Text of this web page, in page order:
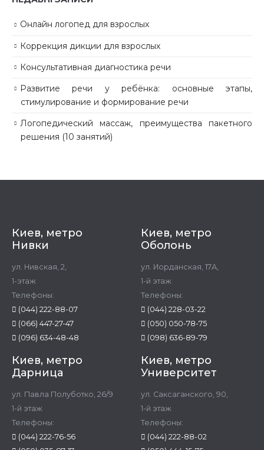
Онлайн логопед для взрослых
Коррекция дикции для взрослых
Консультативная диагностика речи
Развитие речи у ребёнка: основные этапы,
стимулирование и формирование речи
Логопедический массаж, преимущества пакетного
решения (10 занятий)
Киев, метро
Нивки
ул. Нивская, 2,
1-этаж
Телефоны:
(044) 222-88-07
(066) 447-27-47
(096) 634-48-48
Киев, метро
Оболонь
ул. Иорданская, 17А,
1-й этаж
Телефоны:
(044) 228-03-22
(050) 050-78-75
(098) 636-89-79
Киев, метро
Дарница
ул. Павла Полуботко, 26/9
1-й этаж
Телефоны:
(044) 222-76-56
Киев, метро
Университет
ул. Саксаганского, 90,
1-й этаж
Телефоны:
(044) 222-88-02